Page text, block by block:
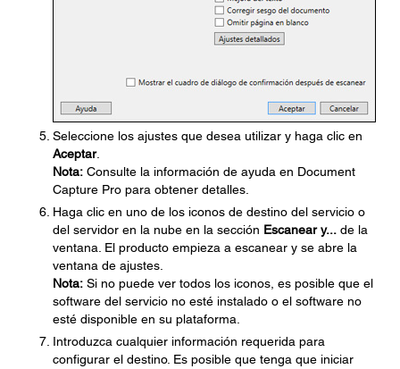
Seleccione los ajustes que desea utilizar y haga clic en
Aceptar.
Nota: Consulte la información de ayuda en Document
Capture Pro para obtener detalles.
Haga clic en uno de los iconos de destino del servicio o
del servidor en la nube en la sección Escanear y... de la
ventana. El producto empieza a escanear y se abre la
ventana de ajustes.
Nota: Si no puede ver todos los iconos, es posible que el
software del servicio no esté instalado o el software no
esté disponible en su plataforma.
Introduzca cualquier información requerida para
configurar el destino. Es posible que tenga que iniciar